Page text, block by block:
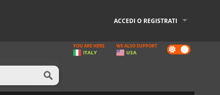
ACCEDI O REGISTRATI
Dark
mode
YOU ARE HERE
ITALY
WE ALSO SUPPORT
USA